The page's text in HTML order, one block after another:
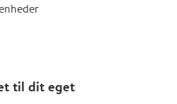
til dit eget